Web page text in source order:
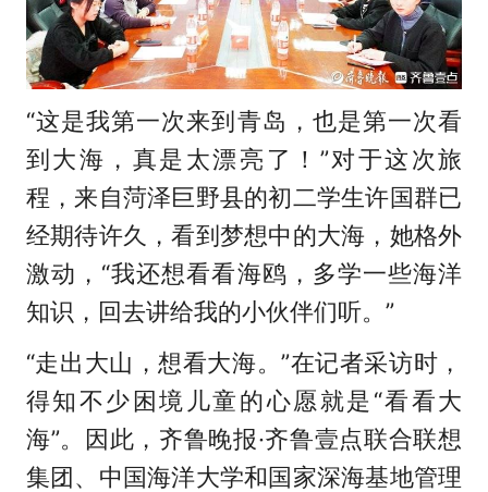
“这是我第一次来到青岛，也是第一次看
到大海，真是太漂亮了！”对于这次旅
程，来自菏泽巨野县的初二学生许国群已
经期待许久，看到梦想中的大海，她格外
激动，“我还想看看海鸥，多学一些海洋
知识，回去讲给我的小伙伴们听。”
“走出大山，想看大海。”在记者采访时，
得知不少困境儿童的心愿就是“看看大
海”。因此，齐鲁晚报·齐鲁壹点联合联想
集团、中国海洋大学和国家深海基地管理